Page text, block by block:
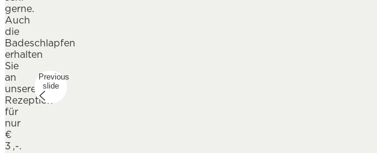
Previous
slide
gerne.
Auch
die
Badeschlapfen
erhalten
Sie
an
unserer
Rezeption
für
nur
€
3 ,-.